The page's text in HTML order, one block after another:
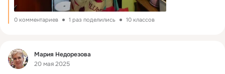
0 комментариев 1 раз поделились 10 классов
Фид
Мария Недорезова
20 мая 2025